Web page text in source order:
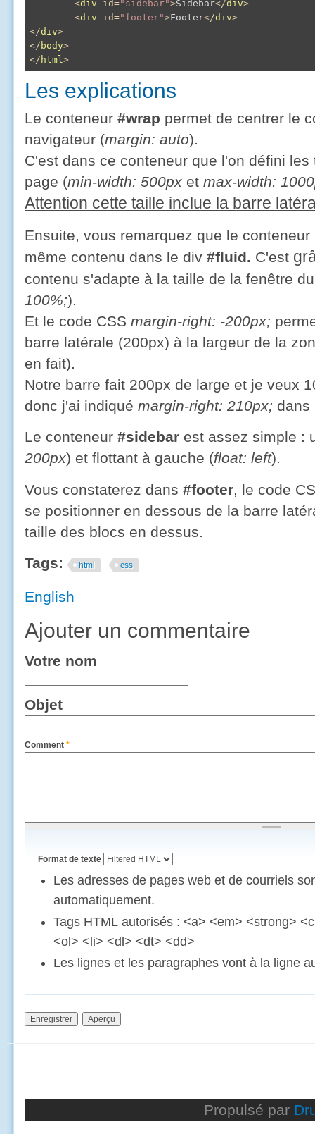
<div id="sidebar">Sidebar</div>
<div id="footer">Footer</div>
</div>
</ body>
</ html >
Les explications
Le conteneur #wrap permet de centrer le
navigateur (margin: auto).
C'est dans ce conteneur que l'on défini
page (min-width: 500px et max-width:
Attention cette taille inclue la barre
Ensuite, vous remarquez que le
même contenu dans le div #fluid. C'est
contenu s'adapte à la taille de la fenêtre
100%;).
Et le code CSS margin-right: -200px;
barre latérale (200px) à la largeur de la
en fait).
Notre barre fait 200px de large et je veux
donc j'ai indiqué margin-right: 210px; dans
Le conteneur #sidebar est assez simple :
200px) et flottant à gauche (float: left).
Vous constaterez dans #footer, le code
se positionner en dessous de la barre
taille des blocs en dessus.
Tags:
html css
English
Ajouter un commentaire
Votre nom
Objet
Comment *
Format de texte
Les adresses de pages web et de courriels
automatiquement.
Tags HTML autorisés : <a> <em> <strong>
<ol> <li> <dl> <dt> <dd>
Les lignes et les paragraphes vont à la ligne
Propulsé par